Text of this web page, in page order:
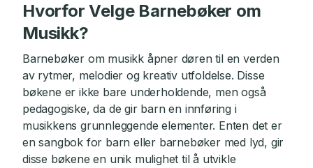
Hvorfor Velge Barnebøker om
Musikk?
Barnebøker om musikk åpner døren til en verden
av rytmer, melodier og kreativ utfoldelse. Disse
bøkene er ikke bare underholdende, men også
pedagogiske, da de gir barn en innføring i
musikkens grunnleggende elementer. Enten det er
en sangbok for barn eller barnebøker med lyd, gir
disse bøkene en unik mulighet til å utvikle